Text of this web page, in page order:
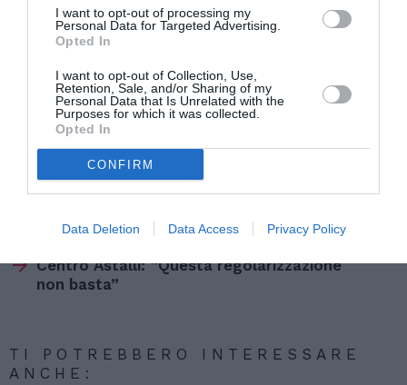
I want to opt-out of processing my
Personal Data for Targeted Advertising.
Opted In
I want to opt-out of Collection, Use,
Retention, Sale, and/or Sharing of my
Personal Data that Is Unrelated with the
Purposes for which it was collected.
Opted In
CONFIRM
Data Deletion Data Access Privacy Policy
dell’Economia e delle finanze, con il ministro
dell’interno ed il ministro delle politiche agricole
e forestali.
REGOLARIZZAZIONE 2020
Articolo precedente
Regolarizzazione, ecco il testo in Gazzetta
Ufficiale. Il contributo forfettario è di 500
Centro Astalli: “Questa regolarizzazione
non basta”
TI POTREBBERO INTERESSARE
ANCHE: